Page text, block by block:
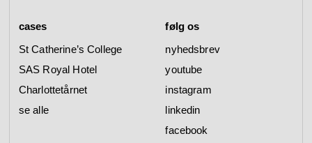
cases
St Catherine’s College
SAS Royal Hotel
Charlottetårnet
se alle
følg os
nyhedsbrev
youtube
instagram
linkedin
facebook